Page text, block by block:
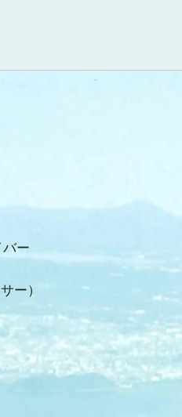
ー
ー）